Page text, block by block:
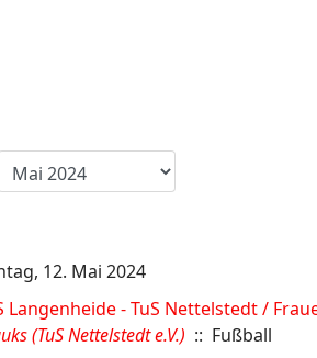
12. Mai 2024
Langenheide - TuS Nettelstedt /
(TuS Nettelstedt e.V.) :: Fußball